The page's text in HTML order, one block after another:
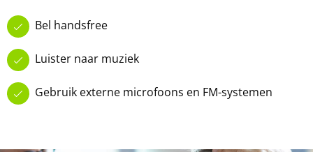
Bel handsfree
Luister naar muziek
Gebruik externe microfoons en FM-systemen